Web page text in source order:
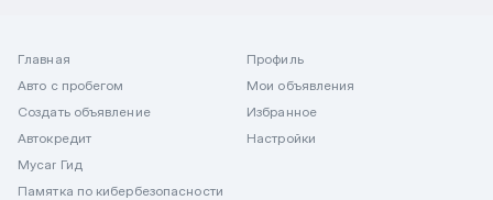
Главная
Авто с пробегом
Создать объявление
Автокредит
Mycar Гид
Памятка по кибербезопасности
Профиль
Мои объявления
Избранное
Настройки